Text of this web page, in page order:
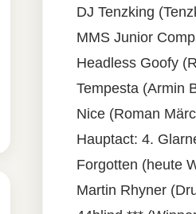
DJ Tenzking
MMS Junior
Headless Goofy
Tempesta (Armin
Nice (Roman
Hauptact: 4.
Forgotten (heute
Martin Rhyner